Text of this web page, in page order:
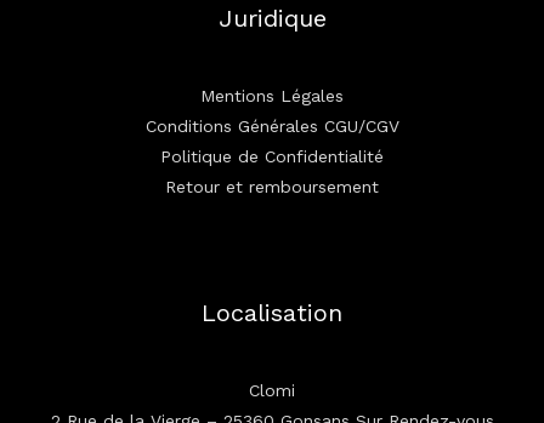
Juridique
Mentions Légales
Conditions Générales CGU/CGV
Politique de Confidentialité
Retour et remboursement
Localisation
Clomi